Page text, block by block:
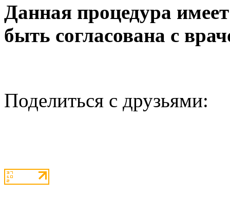
Данная процедура
быть согласована с
Поделиться с друзьями: